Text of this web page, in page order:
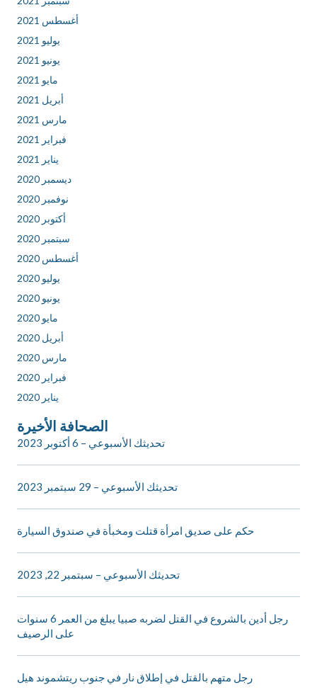
أغسطس 2021
يوليو 2021
يونيو 2021
مايو 2021
أبريل 2021
مارس 2021
فبراير 2021
يناير 2021
ديسمبر 2020
نوفمبر 2020
أكتوبر 2020
سبتمبر 2020
أغسطس 2020
يوليو 2020
يونيو 2020
مايو 2020
أبريل 2020
مارس 2020
فبراير 2020
يناير 2020
الصحافة الأخيرة
تحديثك الأسبوعي – 6 أكتوبر 2023
تحديثك الأسبوعي – 29 سبتمبر 2023
حكم على صديق امرأة قتلت ومخبأة في صندوق السيارة
تحديثك الأسبوعي – سبتمبر 22, 2023
رجل أدين بالشروع في القتل لضربه صبيا يبلغ من العمر 6 سنوات
على الرصيف
رجل متهم بالقتل في إطلاق نار في جنوب ريتشموند هيل